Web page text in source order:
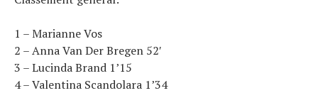
1 – Marianne Vos
2 – Anna Van Der Bregen 52′
3 – Lucinda Brand 1’15
4 – Valentina Scandolara 1’34